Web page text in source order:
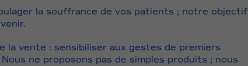
la souffrance de vos patients ; notre objectif
la vente : sensibiliser aux gestes de premiers
ne proposons pas de simples produits ; nous